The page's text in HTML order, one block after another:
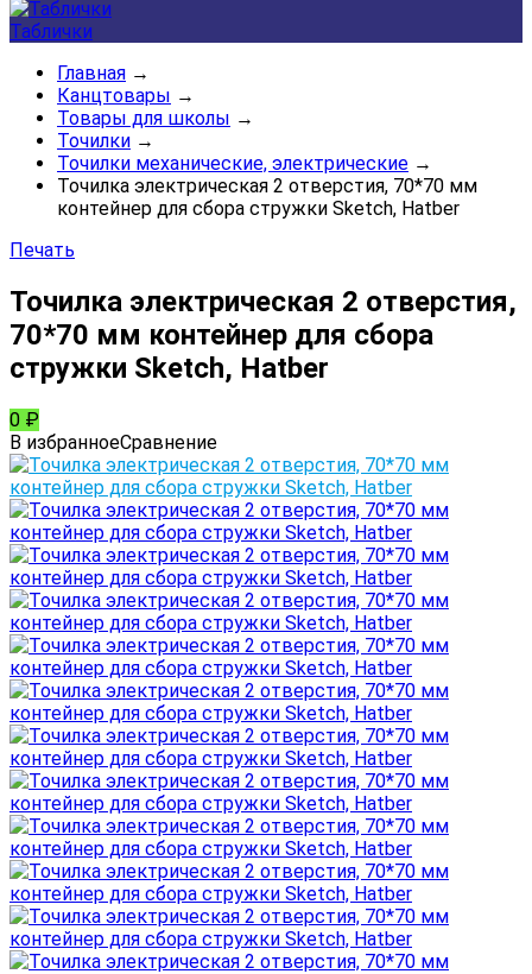
Таблички
Главная →
Канцтовары →
Товары для школы →
Точилки →
Точилки механические, электрические →
Точилка электрическая 2 отверстия, 70*70 мм
контейнер для сбора стружки Sketch, Hatber
Печать
Точилка электрическая 2 отверстия,
70*70 мм контейнер для сбора
стружки Sketch, Hatber
0 ₽
В избранноеСравнение